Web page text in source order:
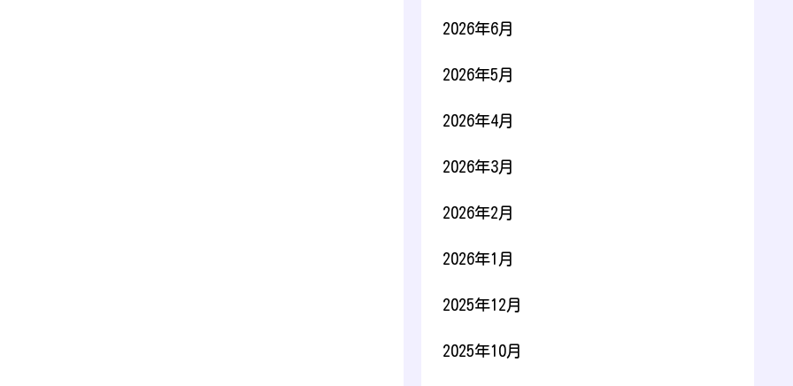
2026年6月
2026年5月
2026年4月
2026年3月
2026年2月
2026年1月
2025年12月
2025年10月